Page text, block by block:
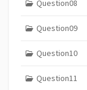
Question08
Question09
Question10
Question11